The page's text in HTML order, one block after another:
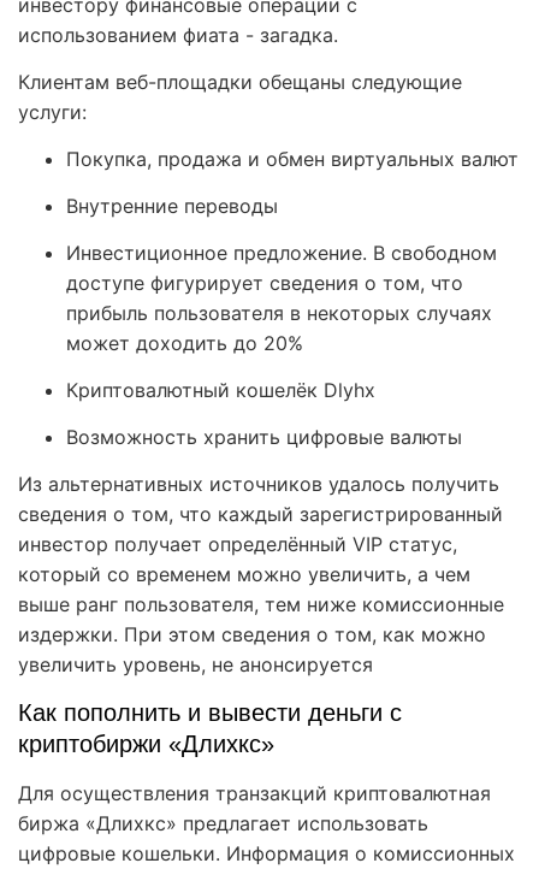
использованием фиата - загадка.
Клиентам веб-площадки обещаны следующие
услуги:
Покупка, продажа и обмен виртуальных валют
Внутренние переводы
Инвестиционное предложение. В свободном
доступе фигурирует сведения о том, что
прибыль пользователя в некоторых случаях
может доходить до 20%
Криптовалютный кошелёк Dlyhx
Возможность хранить цифровые валюты
Из альтернативных источников удалось получить
сведения о том, что каждый зарегистрированный
инвестор получает определённый VIP статус,
который со временем можно увеличить, а чем
выше ранг пользователя, тем ниже комиссионные
издержки. При этом сведения о том, как можно
увеличить уровень, не анонсируется
Как пополнить и вывести деньги с
криптобиржи «Длихкс»
Для осуществления транзакций криптовалютная
биржа «Длихкс» предлагает использовать
цифровые кошельки. Информация о комиссионных